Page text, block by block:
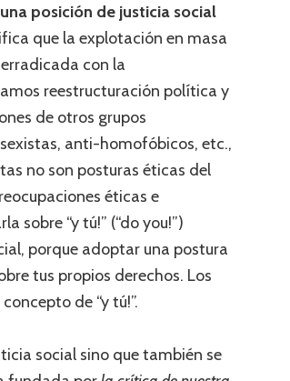
posición de justicia social
que la explotación en masa
con la
reestructuración política y
de otros grupos
anti-homofóbicos, etc.,
no son posturas éticas del
éticas e
sobre “y tú!” (“do you!”)
porque adoptar una postura
tus propios derechos. Los
de “y tú!”.
social sino que también se